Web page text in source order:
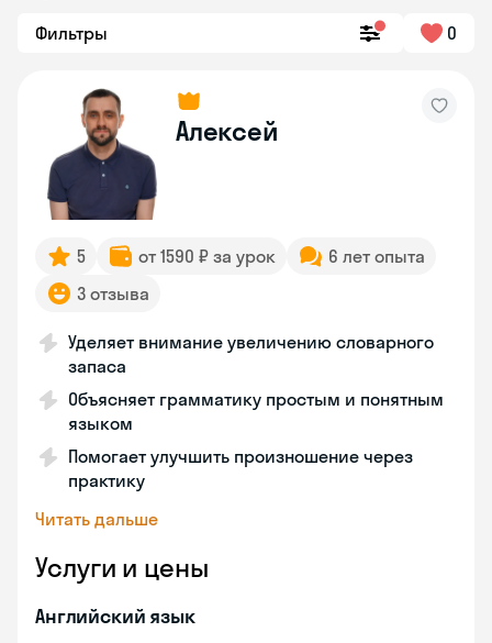
Фильтры 0
Алексей
5 от 1590 ₽ за урок
6 лет опыта
3 отзыва
Уделяет внимание увеличению словарного
запаса
Объясняет грамматику простым и понятным
языком
Помогает улучшить произношение через
практику
Читать дальше
Услуги и цены
Английский язык